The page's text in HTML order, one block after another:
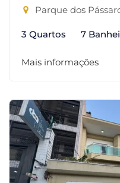
Parque dos
3 Quartos 7
Mais informações